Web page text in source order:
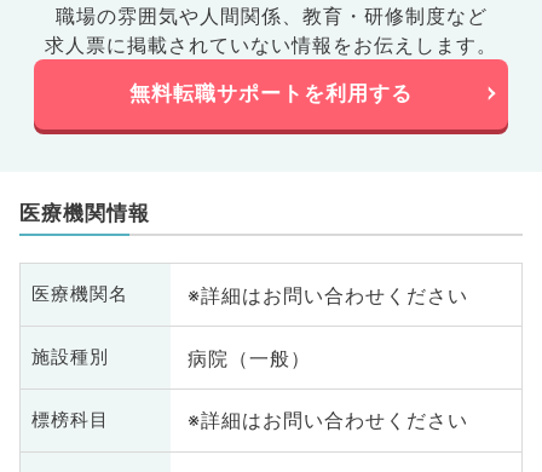
職場の雰囲気や人間関係、 教育・研修制度など
求人票に掲載されていない情報をお伝えします。
無料転職サポートを利用する
医療機関情報
医療機関名 ※詳細はお問い合わせください
施設種別 病院（一般）
標榜科目 ※詳細はお問い合わせください